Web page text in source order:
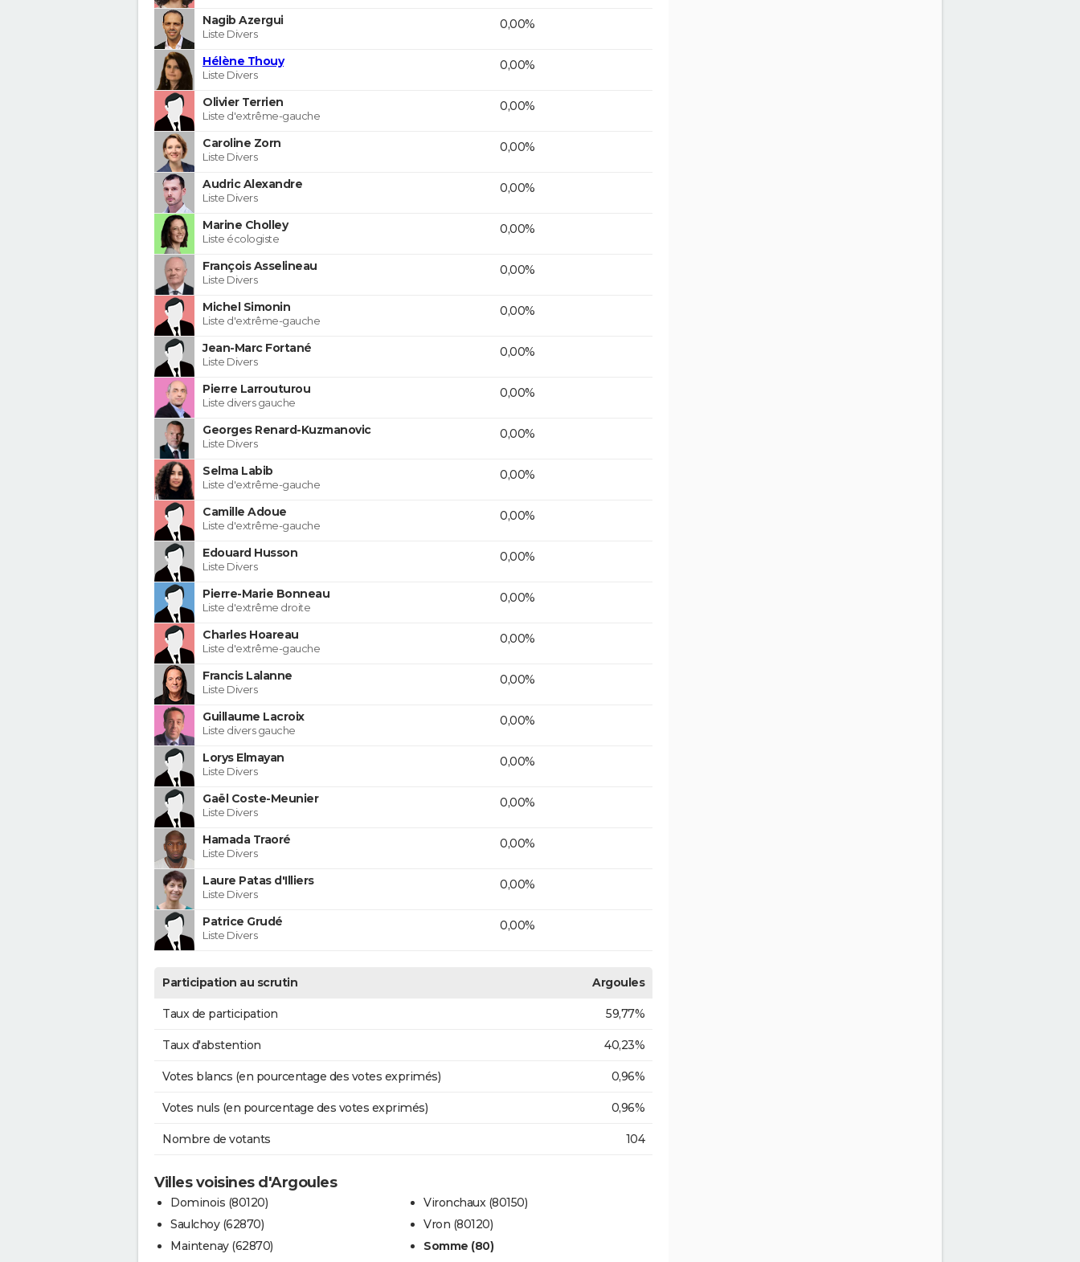
Nagib Azergui
Liste Divers
0,00%
Hélène Thouy
Liste Divers
0,00%
Olivier Terrien
Liste d'extrême-gauche
0,00%
Caroline Zorn
Liste Divers
0,00%
Audric Alexandre
Liste Divers
0,00%
Marine Cholley
Liste écologiste
0,00%
François Asselineau
Liste Divers
0,00%
Michel Simonin
Liste d'extrême-gauche
0,00%
Jean-Marc Fortané
Liste Divers
0,00%
Pierre Larrouturou
Liste divers gauche
0,00%
Georges Renard-Kuzmanovic
Liste Divers
0,00%
Selma Labib
Liste d'extrême-gauche
0,00%
Camille Adoue
Liste d'extrême-gauche
0,00%
Edouard Husson
Liste Divers
0,00%
Pierre-Marie Bonneau
Liste d'extrême droite
0,00%
Charles Hoareau
Liste d'extrême-gauche
0,00%
Francis Lalanne
Liste Divers
0,00%
Guillaume Lacroix
Liste divers gauche
0,00%
Lorys Elmayan
Liste Divers
0,00%
Gaël Coste-Meunier
Liste Divers
0,00%
Hamada Traoré
Liste Divers
0,00%
Laure Patas d'Illiers
Liste Divers
0,00%
Patrice Grudé
Liste Divers
0,00%
Participation au scrutin Argoules
Taux de participation 59,77%
Taux d'abstention 40,23%
Votes blancs (en pourcentage des votes exprimés) 0,96%
Votes nuls (en pourcentage des votes exprimés) 0,96%
Nombre de votants 104
Villes voisines d'Argoules
Dominois (80120)
Saulchoy (62870)
Maintenay (62870)
Vironchaux (80150)
Vron (80120)
Somme (80)